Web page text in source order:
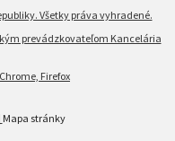
Všetky práva vyhradené.
prevádzkovateľom Kancelária
Firefox
Mapa stránky